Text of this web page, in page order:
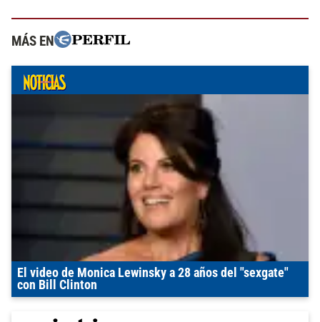
MÁS EN
El video de Monica Lewinsky a 28 años del "sexgate"
con Bill Clinton